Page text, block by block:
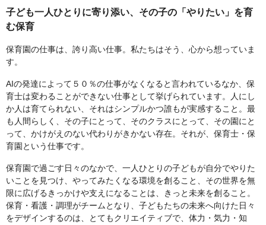
子ども一人ひとりに寄り添い、その子の「やりたい」を育
む保育
保育園の仕事は、誇り高い仕事。私たちはそう、心から想っていま
す。
AIの発達によって５０％の仕事がなくなると言われているなか、保
育士は変わることができない仕事として挙げられています。人にし
か人は育てられない、それはシンプルかつ誰もが実感すること。最
も人間らしく、その子にとって、そのクラスにとって、その園にと
って、かけがえのない代わりがきかない存在。それが、保育士・保
育園という仕事です。
保育園で過ごす日々のなかで、一人ひとりの子どもが自分でやりた
いことを見つけ、やってみたくなる環境を創ること、その世界を無
限に広げるきっかけや支えになることは、きっと未来を創ること。
保育・看護・調理がチームとなり、子どもたちの未来へ向けた日々
をデザインするのは、とてもクリエイティブで、体力・気力・知